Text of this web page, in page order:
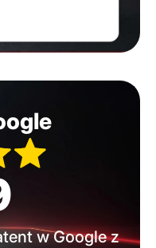
w Google z